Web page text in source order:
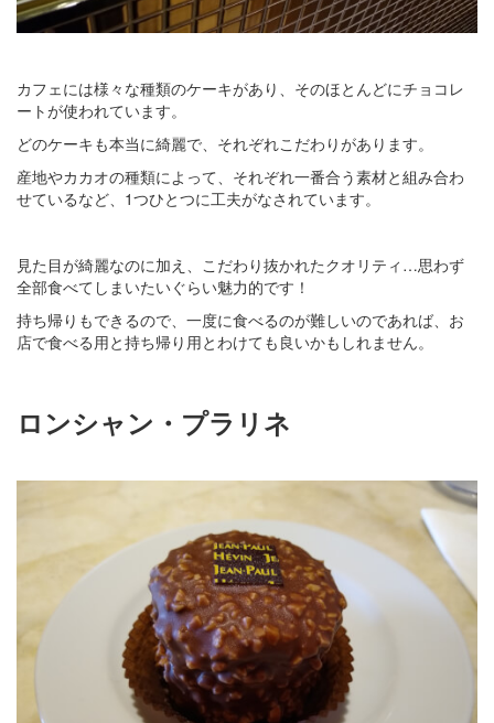
カフェには様々な種類のケーキがあり、そのほとんどにチョコレ
ートが使われています。
どのケーキも本当に綺麗で、それぞれこだわりがあります。
産地やカカオの種類によって、それぞれ一番合う素材と組み合わ
せているなど、1つひとつに工夫がなされています。
見た目が綺麗なのに加え、こだわり抜かれたクオリティ…思わず
全部食べてしまいたいぐらい魅力的です！
持ち帰りもできるので、一度に食べるのが難しいのであれば、お
店で食べる用と持ち帰り用とわけても良いかもしれません。
ロンシャン・プラリネ